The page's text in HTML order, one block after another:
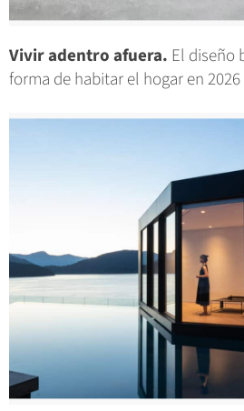
Vivir adentro afuera. El diseño
forma de habitar el hogar en 2026